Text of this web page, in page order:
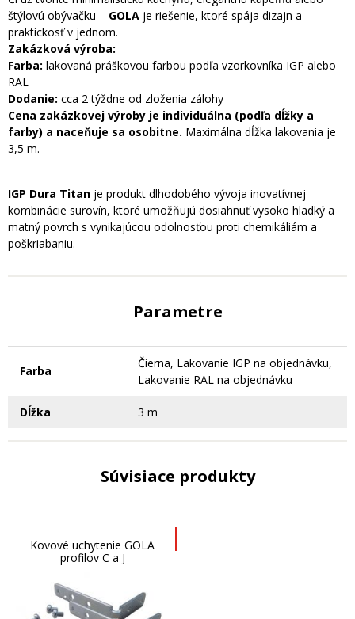
štýlovú obývačku – GOLA je riešenie, ktoré spája dizajn a
praktickosť v jednom.
Zakázková výroba:
Farba: lakovaná práškovou farbou podľa vzorkovníka IGP alebo
RAL
Dodanie: cca 2 týždne od zloženia zálohy
Cena zakázkovej výroby je individuálna (podľa dĺžky a
farby) a naceňuje sa osobitne. Maximálna dĺžka lakovania je
3,5 m.
IGP Dura Titan je produkt dlhodobého vývoja inovatívnej
kombinácie surovín, ktoré umožňujú dosiahnuť vysoko hladký a
matný povrch s vynikajúcou odolnosťou proti chemikáliám a
poškriabaniu.
Parametre
Farba
Čierna, Lakovanie IGP na objednávku,
Lakovanie RAL na objednávku
Dĺžka 3 m
Súvisiace produkty
Kovové uchytenie GOLA
profilov C a J